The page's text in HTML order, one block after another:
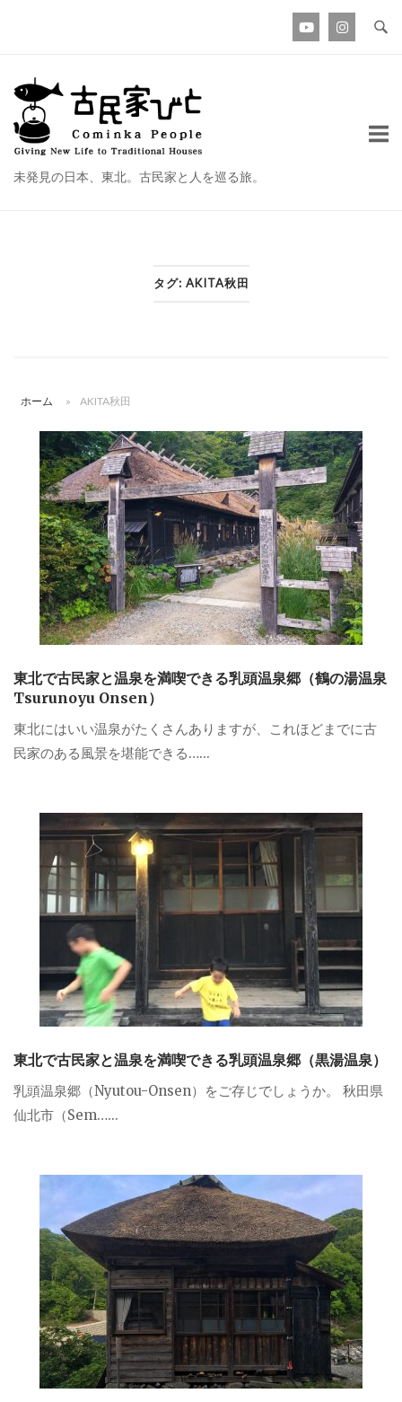
ホ
ー
ム
未発見の日本、東北。古民家と人を巡る旅。
タグ: AKITA秋田
ホーム » AKITA秋田
東北で古民家と温泉を満喫できる乳頭温泉郷（鶴の湯温泉
Tsurunoyu Onsen）
東北にはいい温泉がたくさんありますが、これほどまでに古
民家のある風景を堪能できる…...
東北で古民家と温泉を満喫できる乳頭温泉郷（黒湯温泉）
乳頭温泉郷（Nyutou-Onsen）をご存じでしょうか。 秋田県
仙北市（Sem…...